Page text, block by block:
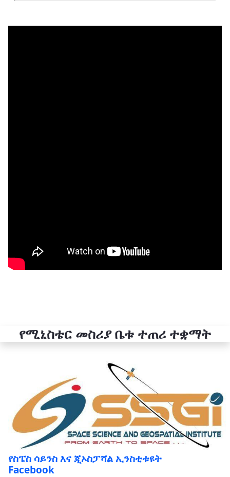
የስፔስ ሳይንስ እና ጂኦስፓሻል ኢንስቲቱዩት
Facebook
Twitter